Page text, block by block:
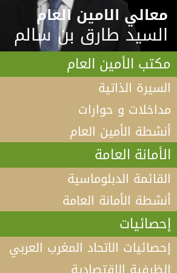
معالي الامين العام
السيد طارق بن سالم
مكتب الأمين العام
السيرة الذاتية
مداخلات و حوارات
أنشطة الأمين العام
الأمانة العامة
القائمة الدبلوماسية
أنشطة الأمانة العامة
إحصائيات
إحصائيات الاتحاد المغرب العربي